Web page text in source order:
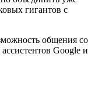
гигантов с
общения со
Google и